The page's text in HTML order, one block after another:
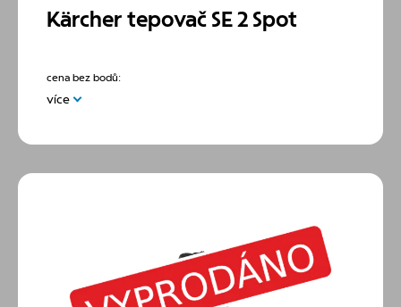
Kärcher tepovač SE 2 Spot
cena bez bodů:
více
okamžité odstranění skvrn a pachů z čalounění či
zajišťuje flexibilní dosah v celém prostoru. Součástí
balení je specializovaná tryska na čalounění a účinný
čistící prostředek pro profesionální výsledky i při
náhlém znečištění. Délka kabelu je 4,5 metru. Balení
obsahuje nástřikovou/odsávací hubici a čistící